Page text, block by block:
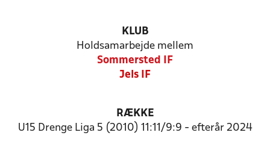
KLUB
Holdsamarbejde mellem
Sommersted IF
Jels IF
RÆKKE
U15 Drenge Liga 5 (2010) 11:11/9:9 - efterår 2024